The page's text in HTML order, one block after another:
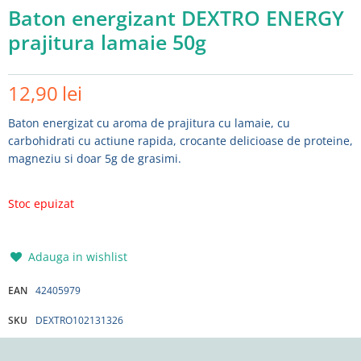
Baton energizant DEXTRO ENERGY
prajitura lamaie 50g
12,90 lei
Baton energizat cu aroma de prajitura cu lamaie, cu
carbohidrati cu actiune rapida, crocante delicioase de proteine,
magneziu si doar 5g de grasimi.
Stoc epuizat
Adauga in wishlist
EAN 42405979
SKU DEXTRO102131326